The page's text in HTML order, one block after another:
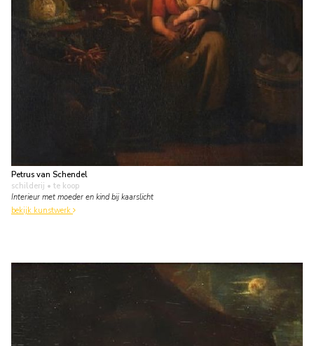
Petrus van Schendel
schilderij • te koop
Interieur met moeder en kind bij kaarslicht
bekijk kunstwerk